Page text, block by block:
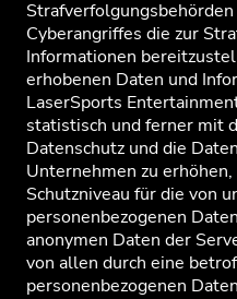
Cyberangriffes die zur
Informationen
erhobenen Daten und
LaserSports
statistisch und ferner mit
Datenschutz und die
Unternehmen zu
Schutzniveau für die von
personenbezogenen
anonymen Daten der
von allen durch eine
personenbezogenen